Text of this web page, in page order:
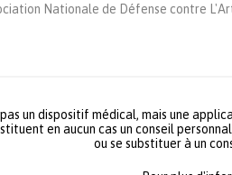
Nationale de Défense contre
un dispositif médical, mais une
en aucun cas un conseil
ou se substituer à un